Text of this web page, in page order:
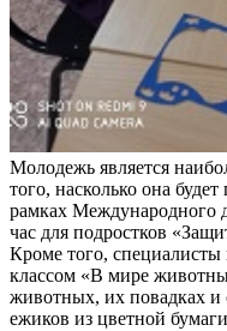
Молодежь является
того, насколько она
рамках Международного
час для подростков
Кроме того, специалисты
классом «В мире
животных, их повадках и
ежиков из цветной